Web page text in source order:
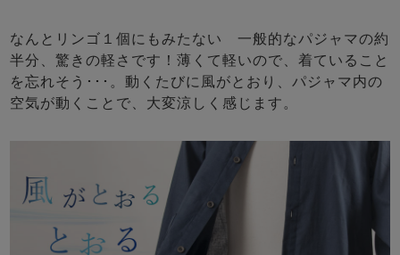
なんとリンゴ１個にもみたない 一般的なパジャマの約
半分、驚きの軽さです！薄くて軽いので、着ていること
を忘れそう･･･。動くたびに風がとおり、パジャマ内の
空気が動くことで、大変涼しく感じます。